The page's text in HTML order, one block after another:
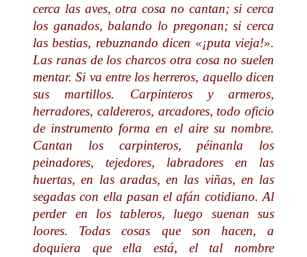
cerca las aves, otra cosa no cantan; si cerca
los ganados, balando lo pregonan; si cerca
las bestias, rebuznando dicen «¡puta vieja!».
Las ranas de los charcos otra cosa no suelen
mentar. Si va entre los herreros, aquello dicen
sus martillos. Carpinteros y armeros,
herradores, caldereros, arcadores, todo oficio
de instrumento forma en el aire su nombre.
Cantan los carpinteros, péinanla los
peinadores, tejedores, labradores en las
huertas, en las aradas, en las viñas, en las
segadas con ella pasan el afán cotidiano. Al
perder en los tableros, luego suenan sus
loores. Todas cosas que son hacen, a
doquiera que ella está, el tal nombre